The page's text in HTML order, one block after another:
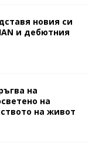
новия си
и дебютния
на
на
на живот